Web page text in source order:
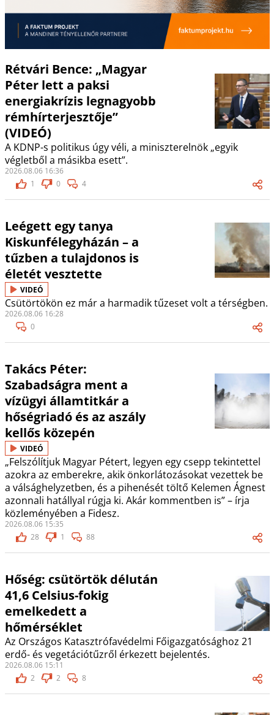
Rétvári Bence: „Magyar
Péter lett a paksi
energiakrízis legnagyobb
rémhírterjesztője”
(VIDEÓ)
A KDNP-s politikus úgy véli, a miniszterelnök „egyik
végletből a másikba esett”.
2026.08.06 16:36
1
0 4
Leégett egy tanya
Kiskunfélegyházán – a
tűzben a tulajdonos is
életét vesztette
VIDEÓ
Csütörtökön ez már a harmadik tűzeset volt a térségben.
2026.08.06 16:28
0
Takács Péter:
Szabadságra ment a
vízügyi államtitkár a
hőségriadó és az aszály
kellős közepén
VIDEÓ
„Felszólítjuk Magyar Pétert, legyen egy csepp tekintettel
azokra az emberekre, akik önkorlátozásokat vezettek be
a válsághelyzetben, és a pihenését töltő Kelemen Ágnest
azonnali hatállyal rúgja ki. Akár kommentben is” – írja
közleményében a Fidesz.
2026.08.06 15:35
28
1 88
Hőség: csütörtök délután
41,6 Celsius-fokig
emelkedett a
hőmérséklet
Az Országos Katasztrófavédelmi Főigazgatósághoz 21
erdő- és vegetációtűzről érkezett bejelentés.
2026.08.06 15:11
2
2 8